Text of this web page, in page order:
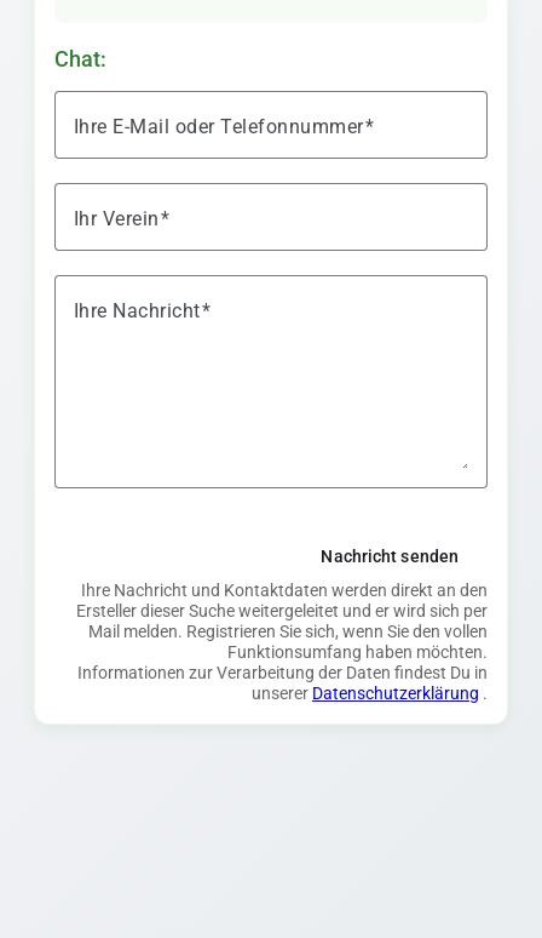
Chat:
Ihre E-Mail oder Telefonnummer
Ihr Verein
Ihre Nachricht
Nachricht senden
Ihre Nachricht und Kontaktdaten werden direkt an den
Ersteller dieser Suche weitergeleitet und er wird sich per
Mail melden. Registrieren Sie sich, wenn Sie den vollen
Funktionsumfang haben möchten.
Informationen zur Verarbeitung der Daten findest Du in
unserer Datenschutzerklärung .